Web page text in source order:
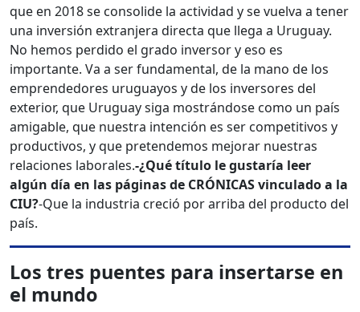
que en 2018 se consolide la actividad y se vuelva a tener
una inversión extranjera directa que llega a Uruguay.
No hemos perdido el grado inversor y eso es
importante. Va a ser fundamental, de la mano de los
emprendedores uruguayos y de los inversores del
exterior, que Uruguay siga mostrándose como un país
amigable, que nuestra intención es ser competitivos y
productivos, y que pretendemos mejorar nuestras
relaciones laborales.-¿Qué título le gustaría leer
algún día en las páginas de CRÓNICAS vinculado a la
CIU?-Que la industria creció por arriba del producto del
país.
Los tres puentes para insertarse en
el mundo